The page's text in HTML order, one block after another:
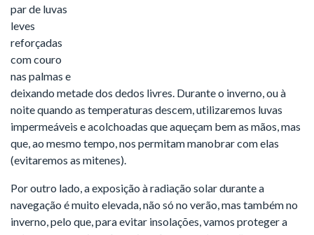
par de luvas
leves
reforçadas
com couro
nas palmas e
deixando metade dos dedos livres. Durante o inverno, ou à
noite quando as temperaturas descem, utilizaremos luvas
impermeáveis e acolchoadas que aqueçam bem as mãos, mas
que, ao mesmo tempo, nos permitam manobrar com elas
(evitaremos as mitenes).
Por outro lado, a exposição à radiação solar durante a
navegação é muito elevada, não só no verão, mas também no
inverno, pelo que, para evitar insolações, vamos proteger a